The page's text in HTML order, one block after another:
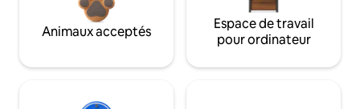
Animaux acceptés
Espace de travail
pour ordinateur